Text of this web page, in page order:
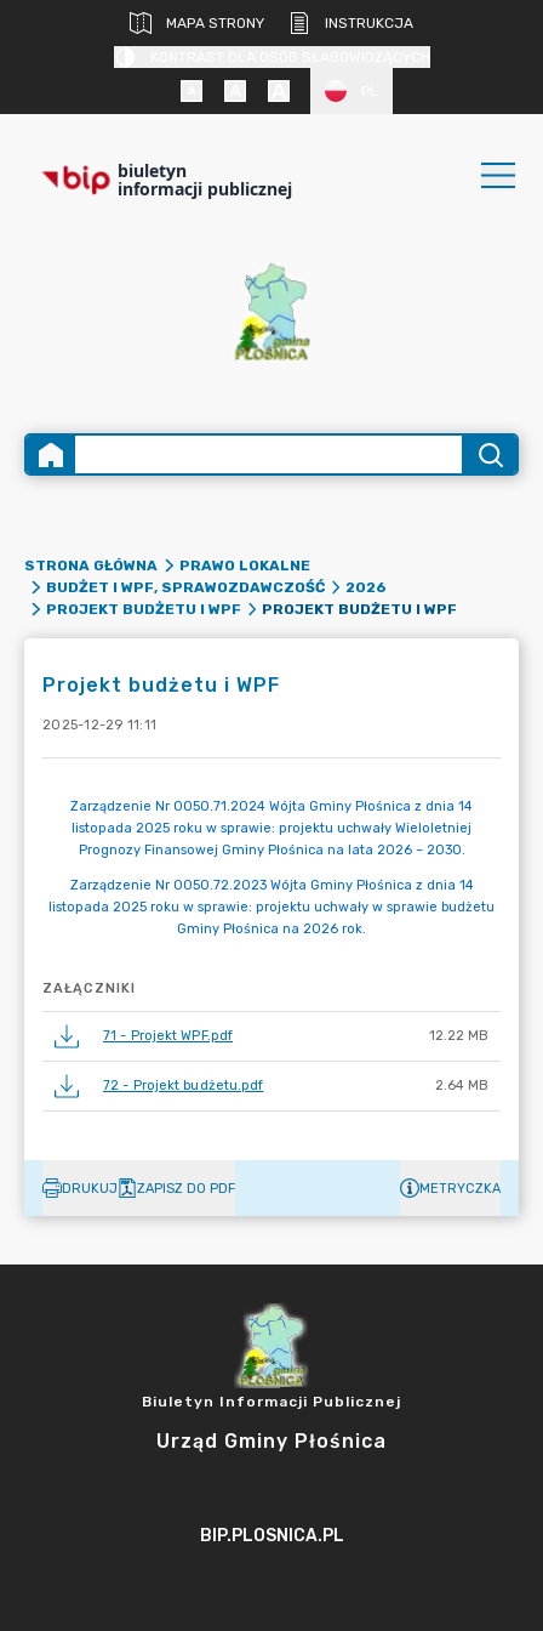
MAPA STRONY
INSTRUKCJA
biuletyn
informacji publicznej
STRONA GŁÓWNA
PRAWO LOKALNE
BUDŻET I WPF, SPRAWOZDAWCZOŚĆ
2026
PROJEKT BUDŻETU I WPF
PROJEKT BUDŻETU I WPF
Projekt budżetu i WPF
2025-12-29 11:11
ZAŁĄCZNIKI
71 - Projekt WPF.pdf 12.22 MB
72 - Projekt budżetu.pdf 2.64 MB
DRUKUJ ZAPISZ DO PDF METRYCZKA
Biuletyn Informacji Publicznej
Urząd Gminy Płośnica
BIP.PLOSNICA.PL